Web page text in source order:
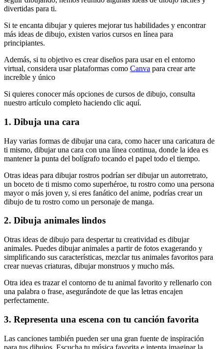
divertidas para ti.
Si te encanta dibujar y quieres mejorar tus habilidades y encontrar
más ideas de dibujo, existen varios cursos en línea para
principiantes.
Además, si tu objetivo es crear diseños para usar en el entorno
virtual, considera usar plataformas como Canva para crear arte
increíble y único
Si quieres conocer más opciones de cursos de dibujo, consulta
nuestro artículo completo haciendo clic aquí.
1. Dibuja una cara
Hay varias formas de dibujar una cara, como hacer una caricatura de
ti mismo, dibujar una cara con una línea continua, donde la idea es
mantener la punta del bolígrafo tocando el papel todo el tiempo.
Otras ideas para dibujar rostros podrían ser dibujar un autorretrato,
un boceto de ti mismo como superhéroe, tu rostro como una persona
mayor o más joven y, si eres fanático del anime, podrías crear un
dibujo de tu rostro como un personaje de manga.
2. Dibuja animales lindos
Otras ideas de dibujo para despertar tu creatividad es dibujar
animales. Puedes dibujar animales a partir de fotos exagerando y
simplificando sus características, mezclar tus animales favoritos para
crear nuevas criaturas, dibujar monstruos y mucho más.
Otra idea es trazar el contorno de tu animal favorito y rellenarlo con
una palabra o frase, asegurándote de que las letras encajen
perfectamente.
3. Representa una escena con tu canción favorita
Las canciones también pueden ser una gran fuente de inspiración
para tus dibujos. Escucha tu música favorita e intenta imaginar la